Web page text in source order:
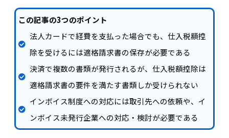
この記事の3つのポイント
法人カードで経費を支払った場合でも、仕入税額控
除を受けるには適格請求書の保存が必要である
決済で複数の書類が発行されるが、仕入税額控除は
適格請求書の要件を満たす書類しか受けられない
インボイス制度への対応には取引先への依頼や、イ
ンボイス未発行企業への対応・検討が必要である